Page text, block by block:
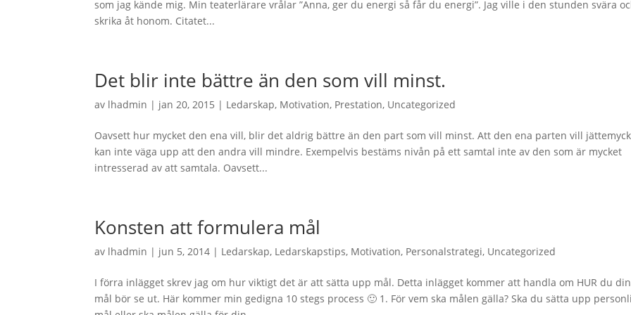
som jag kände mig. Min teaterlärare vrålar ”Anna, ger du energi så får du energi”. Jag ville i den stunden svära
skrika åt honom. Citatet...
Det blir inte bättre än den som vill minst.
av lhadmin | jan 20, 2015 | Ledarskap, Motivation, Prestation, Uncategorized
Oavsett hur mycket den ena vill, blir det aldrig bättre än den part som vill minst. Att den ena parten vill
kan inte väga upp att den andra vill mindre. Exempelvis bestäms nivån på ett samtal inte av den som är mycket
intresserad av att samtala. Oavsett...
Konsten att formulera mål
av lhadmin | jun 5, 2014 | Ledarskap, Ledarskapstips, Motivation, Personalstrategi, Uncategorized
I förra inlägget skrev jag om hur viktigt det är att sätta upp mål. Detta inlägget kommer att handla om HUR du
mål bör se ut. Här kommer min gedigna 10 stegs process 🙂 1. För vem ska målen gälla? Ska du sätta upp